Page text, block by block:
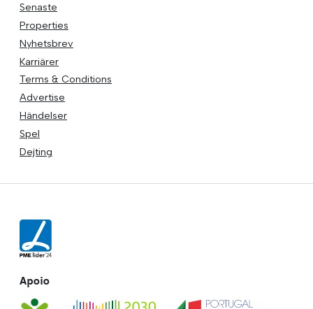
Senaste
Properties
Nyhetsbrev
Karriärer
Terms & Conditions
Advertise
Händelser
Spel
Dejting
Apoio